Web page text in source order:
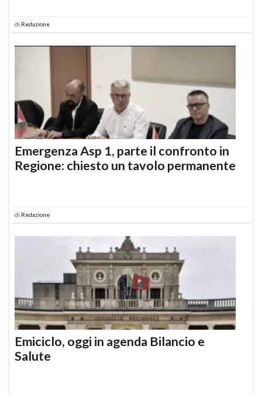
di Redazione
Emergenza Asp 1, parte il confronto in
Regione: chiesto un tavolo permanente
di Redazione
Emiciclo, oggi in agenda Bilancio e
Salute